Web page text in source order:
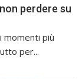
perdere su
momenti più
per...